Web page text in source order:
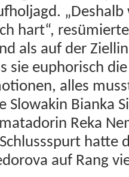
hart“,
als auf der
sie eupho­risch
alles
Slowakin Bian­ka
Reka
hat­te
auf Rang